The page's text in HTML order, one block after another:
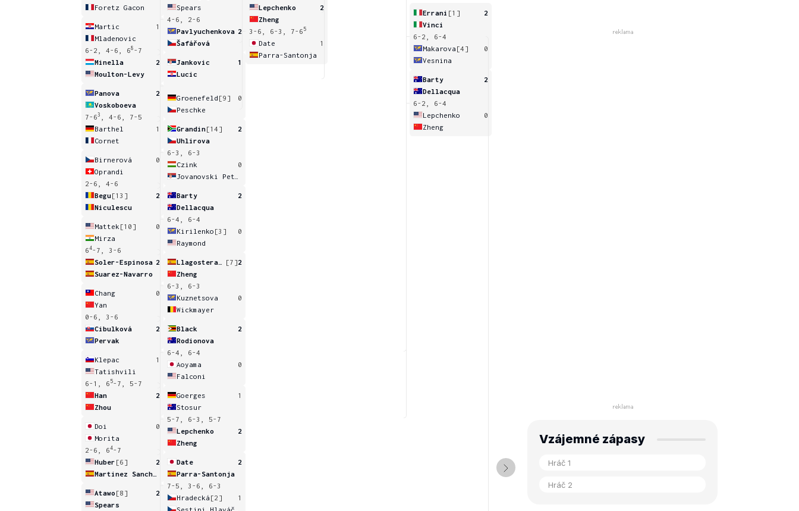
Foretz Gacon
Martic
1
Mladenovic
6-2, 4-6, 68 -7
Minella
2
Moulton-Levy
Panova
2
Voskoboeva
7-63
, 4-6, 7-5
Barthel
1
Cornet
Birnerová
0
Oprandi
2-6, 4-6
Begu[13]
2
Niculescu
Mattek [10]
0
Mirza
64-7, 3-6
Soler-Espinosa 2
Suarez-Navarro
Chang
0
Yan
0-6, 3-6
Cibulková
2
Pervak
Klepac
1
Tatishvili
6-1, 6 5-7, 5-7
Han
2
Zhou
Doi
0
Morita
2-6, 64-7
Huber [6]
2
Atawo [8]
2
Spears
Spears
4-6, 2-6
Pavlyuchenkova 2
Šafářová
Jankovic
1
Lucic
Groenefeld [9]
0
Peschke
Grandin[14]
2
Uhlirova
6-3, 6-3
Czink
0
Barty
2
Dellacqua
6-4, 6-4
Kirilenko [3]
0
Raymond
[7]2
Zheng
6-3, 6-3
Kuznetsova
0
Wickmayer
Black
2
Rodionova
6-4, 6-4
Aoyama
0
Falconi
Goerges
1
Stosur
5-7, 6-3, 5-7
Lepchenko
2
Zheng
Date
2
Parra-Santonja
7-5, 3-6, 6-3
Hradecká [2]
1
Lepchenko
2
Zheng
3-6, 6-3, 7-6 5
Date
1
Parra-Santonja
Errani [1]
2
Vinci
6-2, 6-4
Makarova [4]
0
Vesnina
Barty
2
Dellacqua
6-2, 6-4
Lepchenko
0
Zheng
Vzájemné zápasy